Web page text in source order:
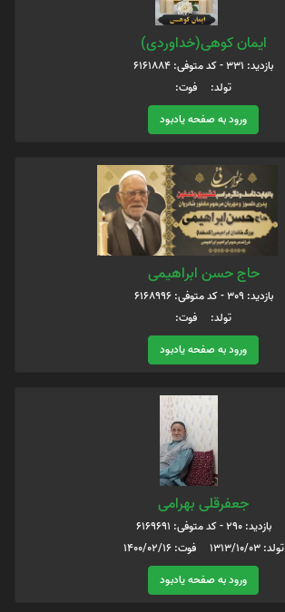
ایمان کوهی(خداوردی)
بازدید: 331 - کد متوفی: 6161884
تولد: فوت:
ورود به صفحه یادبود
حاج حسن ابراهیمی
بازدید: 309 - کد متوفی: 6168996
تولد: فوت:
ورود به صفحه یادبود
جعفرقلی بهرامی
بازدید: 290 - کد متوفی: 6169691
تولد: 1313/10/03 فوت: 1400/02/16
ورود به صفحه یادبود